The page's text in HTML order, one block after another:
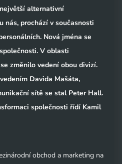
největší alternativní
nás, prochází v současnosti
Nová jména se
V oblasti
změnilo vedení obou divizí.
Davida Mašáta,
sítě se stal Peter Hall.
společnosti řídí Kamil
obchod a marketing na